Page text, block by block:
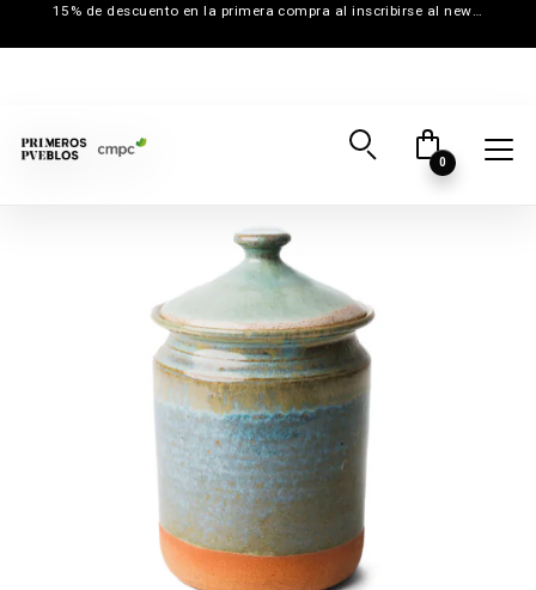
15% de descuento en la primera compra al inscribirse al newsletter
0